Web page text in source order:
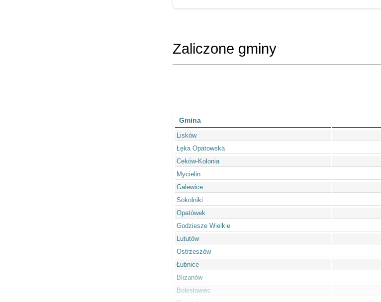
Zaliczone gminy
Gmina
Lisków
Łęka Opatowska
Ceków-Kolonia
Mycielin
Galewice
Sokolniki
Opatówek
Godziesze Wielkie
Lututów
Ostrzeszów
Łubnice
Blizanów
Bolesławiec